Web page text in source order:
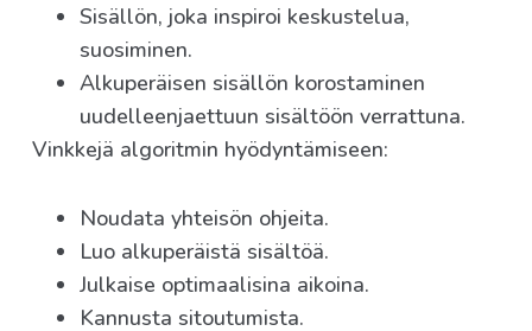
Sisällön, joka inspiroi keskustelua,
suosiminen.
Alkuperäisen sisällön korostaminen
uudelleenjaettuun sisältöön verrattuna.
Vinkkejä algoritmin hyödyntämiseen:
Noudata yhteisön ohjeita.
Luo alkuperäistä sisältöä.
Julkaise optimaalisina aikoina.
Kannusta sitoutumista.